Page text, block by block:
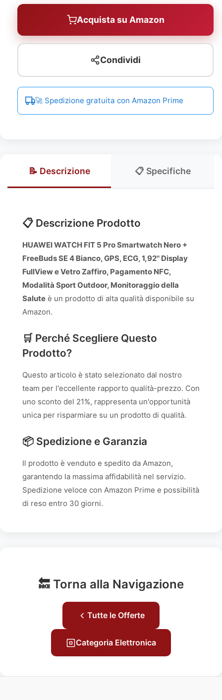
Acquista su Amazon
Condividi
🚀 Spedizione gratuita con Amazon Prime
📝 Descrizione 📋 Specifiche
📋 Descrizione Prodotto
HUAWEI WATCH FIT 5 Pro Smartwatch Nero +
FreeBuds SE 4 Bianco, GPS, ECG, 1,92'' Display
FullView e Vetro Zaffiro, Pagamento NFC,
Modalità Sport Outdoor, Monitoraggio della
Salute è un prodotto di alta qualità disponibile su
Amazon.
🛒 Perché Scegliere Questo
Prodotto?
Questo articolo è stato selezionato dal nostro
team per l'eccellente rapporto qualità-prezzo. Con
uno sconto del 21%, rappresenta un'opportunità
unica per risparmiare su un prodotto di qualità.
📦 Spedizione e Garanzia
Il prodotto è venduto e spedito da Amazon,
garantendo la massima affidabilità nel servizio.
Spedizione veloce con Amazon Prime e possibilità
di reso entro 30 giorni.
🔙 Torna alla Navigazione
Tutte le Offerte
Categoria Elettronica